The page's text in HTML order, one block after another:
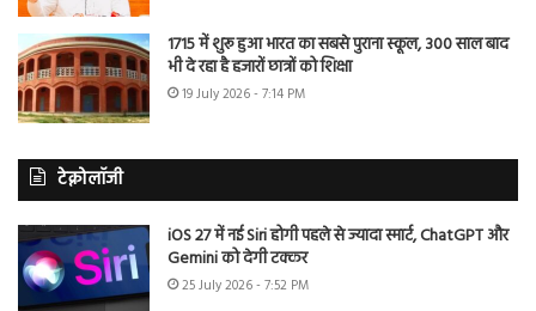
1715 में शुरू हुआ भारत का सबसे पुराना स्कूल, 300 साल बाद
भी दे रहा है हजारों छात्रों को शिक्षा
19 July 2026 - 7:14 PM
टेक्नोलॉजी
iOS 27 में नई Siri होगी पहले से ज्यादा स्मार्ट, ChatGPT और
Gemini को देगी टक्कर
25 July 2026 - 7:52 PM